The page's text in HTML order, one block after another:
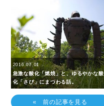
2016.07.01
急激な酸化「燃焼」と、ゆるやかな酸
化「さび」にまつわる話。
« 前の記事を見る